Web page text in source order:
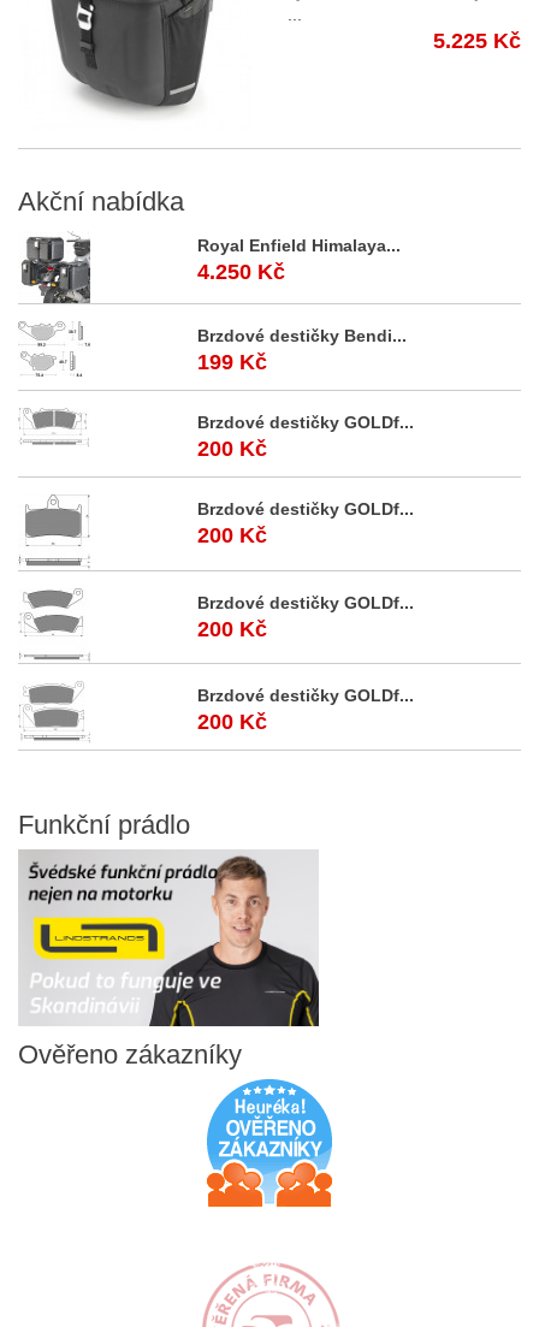
5.225 Kč
Akční nabídka
Royal Enfield Himalaya...
4.250 Kč
Brzdové destičky Bendi...
199 Kč
Brzdové destičky GOLDf...
200 Kč
Brzdové destičky GOLDf...
200 Kč
Brzdové destičky GOLDf...
200 Kč
Brzdové destičky GOLDf...
200 Kč
Funkční prádlo
Ověřeno zákazníky